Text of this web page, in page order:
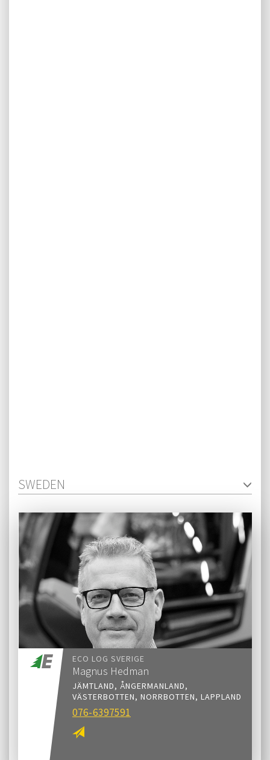
SWEDEN
ECO LOG SVERIGE
Magnus Hedman
JÄMTLAND, ÅNGERMANLAND,
VÄSTERBOTTEN, NORRBOTTEN, LAPPLAND
076-6397591